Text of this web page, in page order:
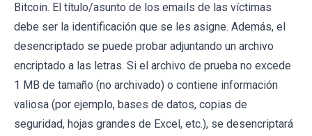
Bitcoin. El título/asunto de los emails de las víctimas
debe ser la identificación que se les asigne. Además, el
desencriptado se puede probar adjuntando un archivo
encriptado a las letras. Si el archivo de prueba no excede
1 MB de tamaño (no archivado) o contiene información
valiosa (por ejemplo, bases de datos, copias de
seguridad, hojas grandes de Excel, etc.), se desencriptará